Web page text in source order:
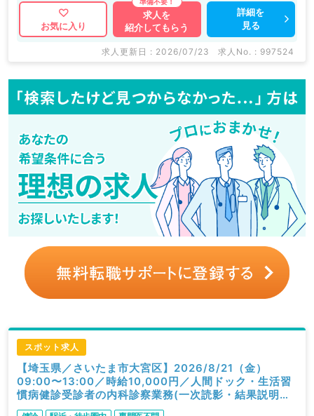
お気に入り
求人を
紹介してもらう
詳細を
見る
求人更新日 : 2026/07/23 求人No. : 997524
スポット求人
【埼玉県／さいたま市大宮区】2026/8/21（金）
09:00〜13:00／時給10,000円／人間ドック・生活習
慣病健診受診者の内科診察業務(一次読影・結果説明含
む)／内科